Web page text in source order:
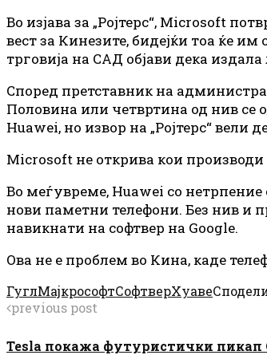
Во изјава за „Ројтерс“, Microsoft
вест за Кинезите, бидејќи тоа ќе
трговија на САД објави дека
Според претставник на
Половина или четвртина од нив се
Huawei, но извор на „Ројтерс“
Microsoft не открива кои
Во меѓувреме, Huawei со
нови паметни телефони. Без нив и
навикнати на софтвер на Google.
Ова не е проблем во Кина, каде
ГуглМајкрософтСофтверХуаве
previous post
Tesla покажа футуристички пикап